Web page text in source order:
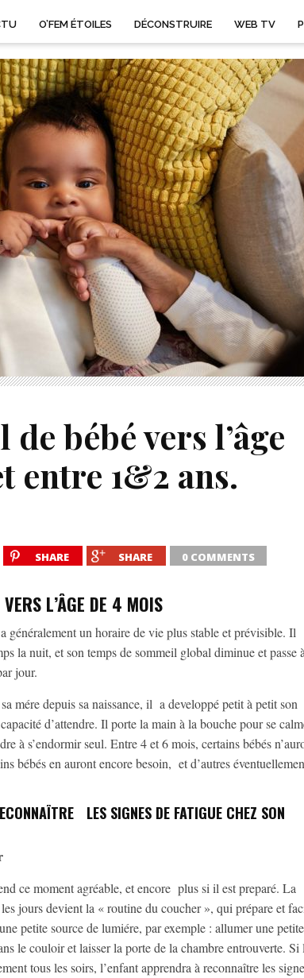
O’FEM ÉTOILES DÉCONSTRUIRE WEB TV
bébé vers l’âge
entre 1&2 ans.
SHARE SHARE 0 COMMENTS
L’ÂGE DE 4 MOIS
généralement un horaire de vie plus stable et prévisible. Il
la nuit, et son temps de sommeil global diminue et passe
jour.
mére depuis sa naissance, il a developpé petit à petit son
d’attendre. Il porte la main à la bouche pour se
à s’endormir seul. Entre 4 et 6 mois, certains bébés
bébés en auront encore besoin, et d’autres
LES SIGNES DE FATIGUE CHEZ SON
ce moment agréable, et encore plus si il est preparé. La
jours devient la « routine du coucher », qui prépare et
petite source de lumiére, par exemple : allumer une petite
le couloir et laisser la porte de la chambre entrouverte. Si
tous les soirs, l’enfant apprendra à reconnaître les